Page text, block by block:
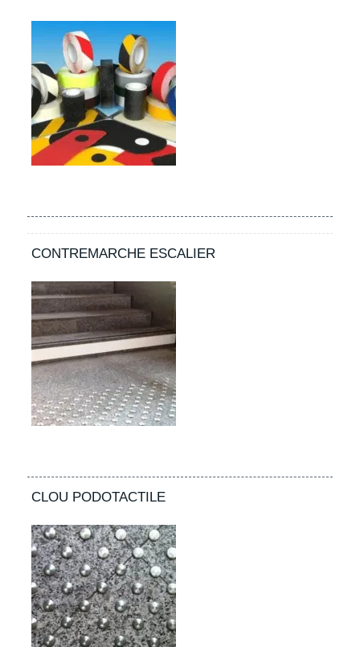
CONTREMARCHE ESCALIER
CLOU PODOTACTILE